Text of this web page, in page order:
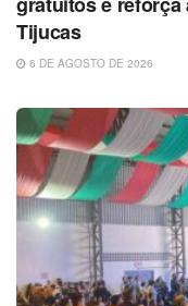
Tijucas
6 DE AGOSTO DE 2026